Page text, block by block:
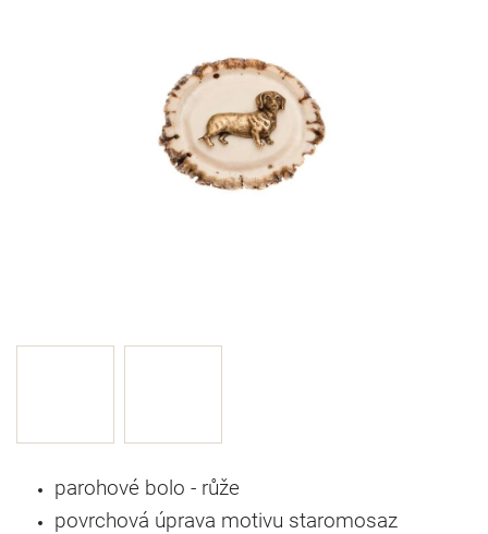
parohové bolo - růže
povrchová úprava motivu staromosaz